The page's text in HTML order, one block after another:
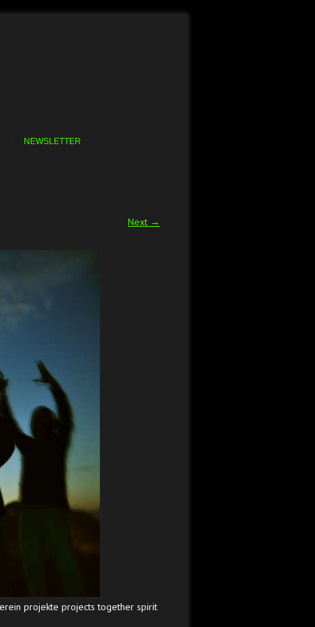
NEWSLETTER
Next →
projekte projects together spirit